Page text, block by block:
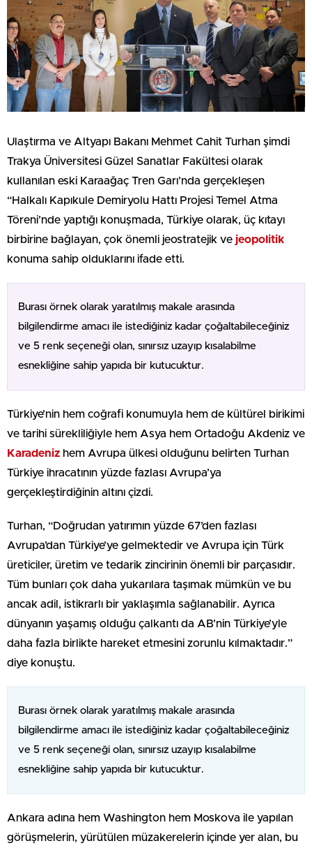
Ulaştırma ve Altyapı Bakanı Mehmet Cahit Turhan şimdi
Trakya Üniversitesi Güzel Sanatlar Fakültesi olarak
kullanılan eski Karaağaç Tren Garı’nda gerçekleşen
“Halkalı Kapıkule Demiryolu Hattı Projesi Temel Atma
Töreni’nde yaptığı konuşmada, Türkiye olarak, üç kıtayı
birbirine bağlayan, çok önemli jeostratejik ve jeopolitik
konuma sahip olduklarını ifade etti.
Burası örnek olarak yaratılmış makale arasında
bilgilendirme amacı ile istediğiniz kadar çoğaltabileceğiniz
ve 5 renk seçeneği olan, sınırsız uzayıp kısalabilme
esnekliğine sahip yapıda bir kutucuktur.
Türkiye’nin hem coğrafi konumuyla hem de kültürel birikimi
ve tarihi sürekliliğiyle hem Asya hem Ortadoğu Akdeniz ve
Karadeniz hem Avrupa ülkesi olduğunu belirten Turhan
Türkiye ihracatının yüzde fazlası Avrupa’ya
gerçekleştirdiğinin altını çizdi.
Turhan, “Doğrudan yatırımın yüzde 67’den fazlası
Avrupa’dan Türkiye’ye gelmektedir ve Avrupa için Türk
üreticiler, üretim ve tedarik zincirinin önemli bir parçasıdır.
Tüm bunları çok daha yukarılara taşımak mümkün ve bu
ancak adil, istikrarlı bir yaklaşımla sağlanabilir. Ayrıca
dünyanın yaşamış olduğu çalkantı da AB’nin Türkiye’yle
daha fazla birlikte hareket etmesini zorunlu kılmaktadır.”
diye konuştu.
Burası örnek olarak yaratılmış makale arasında
bilgilendirme amacı ile istediğiniz kadar çoğaltabileceğiniz
ve 5 renk seçeneği olan, sınırsız uzayıp kısalabilme
esnekliğine sahip yapıda bir kutucuktur.
Ankara adına hem Washington hem Moskova ile yapılan
görüşmelerin, yürütülen müzakerelerin içinde yer alan, bu